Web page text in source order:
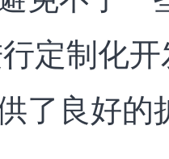
定制化
了良好的